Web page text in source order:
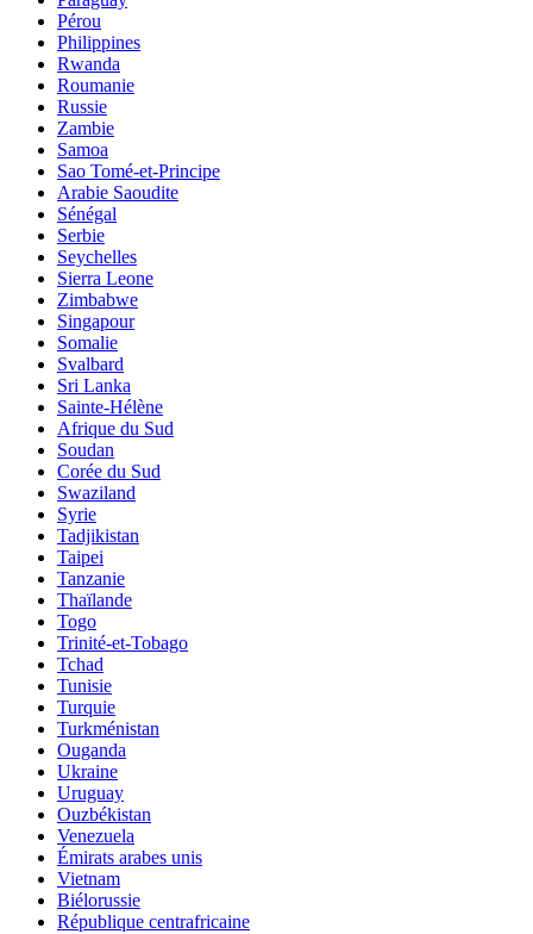
Pérou
Philippines
Rwanda
Roumanie
Russie
Zambie
Samoa
Sao Tomé-et-Principe
Arabie Saoudite
Sénégal
Serbie
Seychelles
Sierra Leone
Zimbabwe
Singapour
Somalie
Svalbard
Sri Lanka
Sainte-Hélène
Afrique du Sud
Soudan
Corée du Sud
Swaziland
Syrie
Tadjikistan
Taipei
Tanzanie
Thaïlande
Togo
Trinité-et-Tobago
Tchad
Tunisie
Turquie
Turkménistan
Ouganda
Ukraine
Uruguay
Ouzbékistan
Venezuela
Émirats arabes unis
Vietnam
Biélorussie
République centrafricaine